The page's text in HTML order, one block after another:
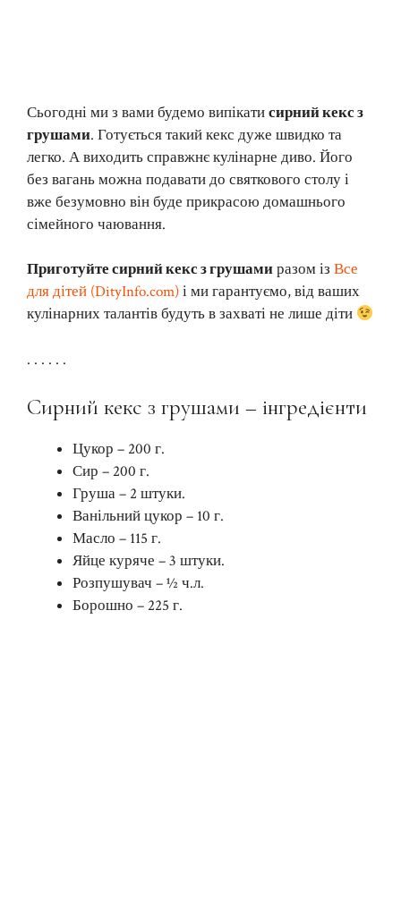
Сьогодні ми з вами будемо випікатисирний кекс з
грушами. Готується такий кекс дуже швидко та
легко. А виходить справжнє кулінарне диво. Його
без вагань можна подавати до святкового столу і
вже безумовно він буде прикрасою домашнього
сімейного чаювання.
Приготуйте сирний кекс з грушамиразом із Все
для дітей (DityInfo.com)і ми гарантуємо, від ваших
кулінарних талантів будуть в захваті не лише діти
. . . . . .
Сирний кекс з грушами – інгредієнти
Цукор – 200 г.
Сир – 200 г.
Груша – 2 штуки.
Ванільний цукор – 10 г.
Масло – 115 г.
Яйце куряче – 3 штуки.
Розпушувач – ½ ч.л.
Борошно – 225 г.